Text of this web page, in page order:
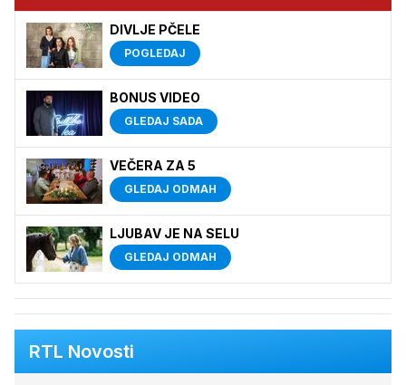
DIVLJE PČELE
POGLEDAJ
BONUS VIDEO
GLEDAJ SADA
VEČERA ZA 5
GLEDAJ ODMAH
LJUBAV JE NA SELU
GLEDAJ ODMAH
RTL Novosti